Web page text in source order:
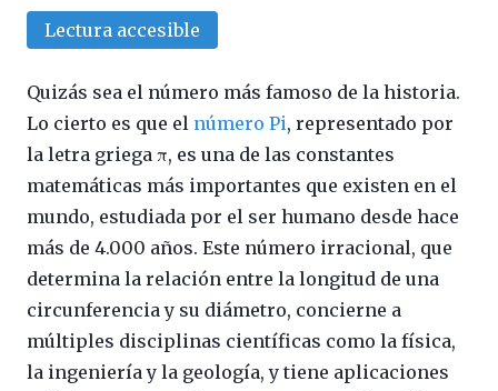
Lectura accesible
Quizás sea el número más famoso de la historia.
Lo cierto es que el número Pi, representado por
la letra griega π, es una de las constantes
matemáticas más importantes que existen en el
mundo, estudiada por el ser humano desde hace
más de 4.000 años. Este número irracional, que
determina la relación entre la longitud de una
circunferencia y su diámetro, concierne a
múltiples disciplinas científicas como la física,
la ingeniería y la geología, y tiene aplicaciones